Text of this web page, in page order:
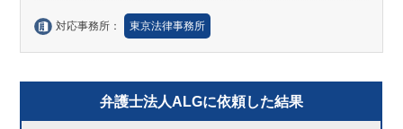
対応事務所： 東京法律事務所
弁護士法人ALGに依頼した結果